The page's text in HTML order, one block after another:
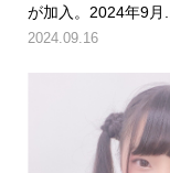
が加入。2024年9月...
2024.09.16